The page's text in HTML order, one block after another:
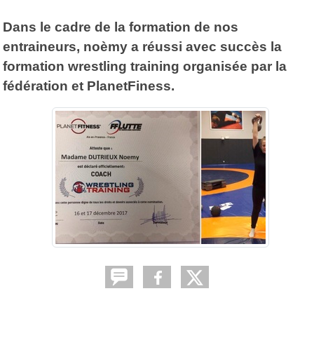
Dans le cadre de la formation de nos
entraineurs, noèmy a réussi avec succès la
formation wrestling training organisée par la
fédération et PlanetFiness.